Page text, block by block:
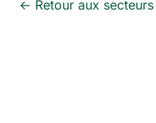
← Retour aux secteurs